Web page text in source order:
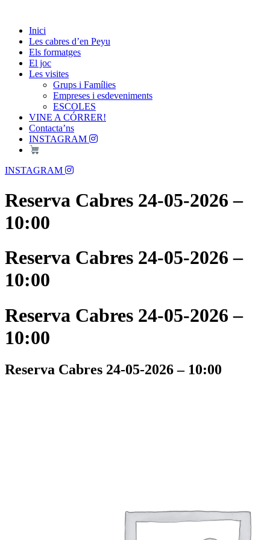
content
Les Cabres d'en Peyu
Inici
Les cabres d’en Peyu
Els formatges
El joc
Les visites
Grups i Famílies
Empreses i esdeveniments
ESCOLES
VINE A CÓRRER!
Contacta’ns
INSTAGRAM
Menu
INSTAGRAM
Reserva Cabres 24-05-2026 –
10:00
Reserva Cabres 24-05-2026 –
10:00
Reserva Cabres 24-05-2026 –
10:00
Reserva Cabres 24-05-2026 – 10:00